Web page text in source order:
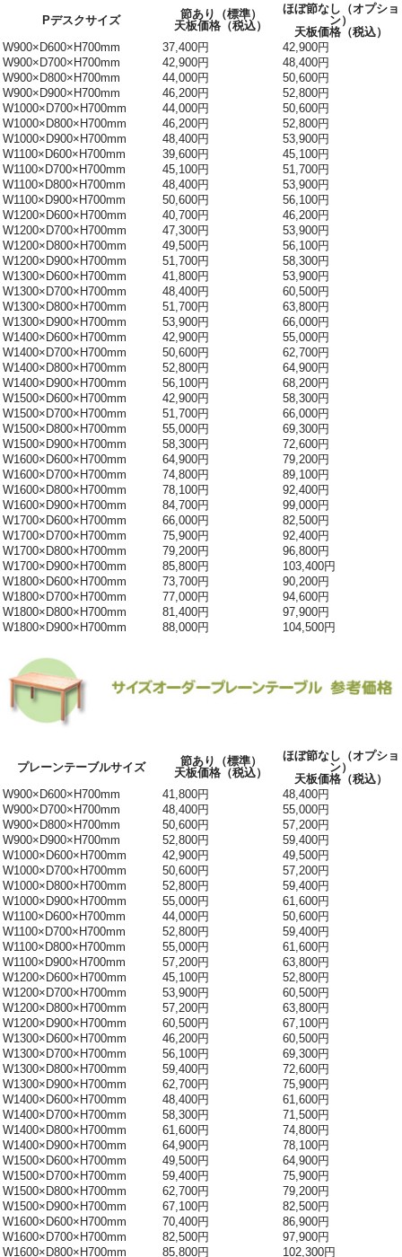
Pデスクサイズ
節あり（標準）
天板価格（税込）
ほぼ節なし（オプショ
ン）
天板価格（税込）
W900×D600×H700mm
37,400円
42,900円
W900×D700×H700mm
42,900円
48,400円
W900×D800×H700mm
44,000円
50,600円
W900×D900×H700mm
46,200円
52,800円
W1000×D700×H700mm
44,000円
50,600円
W1000×D800×H700mm
46,200円
52,800円
W1000×D900×H700mm
48,400円
53,900円
W1100×D600×H700mm
39,600円
45,100円
W1100×D700×H700mm
45,100円
51,700円
W1100×D800×H700mm
48,400円
53,900円
W1100×D900×H700mm
50,600円
56,100円
W1200×D600×H700mm
40,700円
46,200円
W1200×D700×H700mm
47,300円
53,900円
W1200×D800×H700mm
49,500円
56,100円
W1200×D900×H700mm
51,700円
58,300円
W1300×D600×H700mm
41,800円
53,900円
W1300×D700×H700mm
48,400円
60,500円
W1300×D800×H700mm
51,700円
63,800円
W1300×D900×H700mm
53,900円
66,000円
W1400×D600×H700mm
42,900円
55,000円
W1400×D700×H700mm
50,600円
62,700円
W1400×D800×H700mm
52,800円
64,900円
W1400×D900×H700mm
56,100円
68,200円
W1500×D600×H700mm
42,900円
58,300円
W1500×D700×H700mm
51,700円
66,000円
W1500×D800×H700mm
55,000円
69,300円
W1500×D900×H700mm
58,300円
72,600円
W1600×D600×H700mm
64,900円
79,200円
W1600×D700×H700mm
74,800円
89,100円
W1600×D800×H700mm
78,100円
92,400円
W1600×D900×H700mm
84,700円
99,000円
W1700×D600×H700mm
66,000円
82,500円
W1700×D700×H700mm
75,900円
92,400円
W1700×D800×H700mm
79,200円
96,800円
W1700×D900×H700mm
85,800円
103,400円
W1800×D600×H700mm
73,700円
90,200円
W1800×D700×H700mm
77,000円
94,600円
W1800×D800×H700mm
81,400円
97,900円
W1800×D900×H700mm
88,000円 104,500円
プレーンテーブルサイズ
節あり（標準）
天板価格（税込）
ほぼ節なし（オプショ
ン）
天板価格（税込）
W900×D600×H700mm
41,800円
48,400円
W900×D700×H700mm
48,400円
55,000円
W900×D800×H700mm
50,600円
57,200円
W900×D900×H700mm
52,800円
59,400円
W1000×D600×H700mm
42,900円
49,500円
W1000×D700×H700mm
50,600円
57,200円
W1000×D800×H700mm
52,800円
59,400円
W1000×D900×H700mm
55,000円
61,600円
W1100×D600×H700mm
44,000円
50,600円
W1100×D700×H700mm
52,800円
59,400円
W1100×D800×H700mm
55,000円
61,600円
W1100×D900×H700mm
57,200円
63,800円
W1200×D600×H700mm
45,100円
52,800円
W1200×D700×H700mm
53,900円
60,500円
W1200×D800×H700mm
57,200円
63,800円
W1200×D900×H700mm
60,500円
67,100円
W1300×D600×H700mm
46,200円
60,500円
W1300×D700×H700mm
56,100円
69,300円
W1300×D800×H700mm
59,400円
72,600円
W1300×D900×H700mm
62,700円
75,900円
W1400×D600×H700mm
48,400円
61,600円
W1400×D700×H700mm
58,300円
71,500円
W1400×D800×H700mm
61,600円
74,800円
W1400×D900×H700mm
64,900円
78,100円
W1500×D600×H700mm
49,500円
64,900円
W1500×D700×H700mm
59,400円
75,900円
W1500×D800×H700mm
62,700円
79,200円
W1500×D900×H700mm
67,100円
82,500円
W1600×D600×H700mm
70,400円
86,900円
W1600×D700×H700mm
82,500円
97,900円
W1600×D800×H700mm
85,800円 102,300円